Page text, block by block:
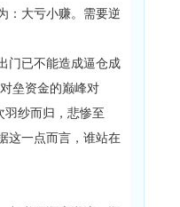
：大亏小赚。需要逆
门已不能造成逼仓成
垒资金的巅峰对
羽纱而归，悲惨至
这一点而言，谁站在